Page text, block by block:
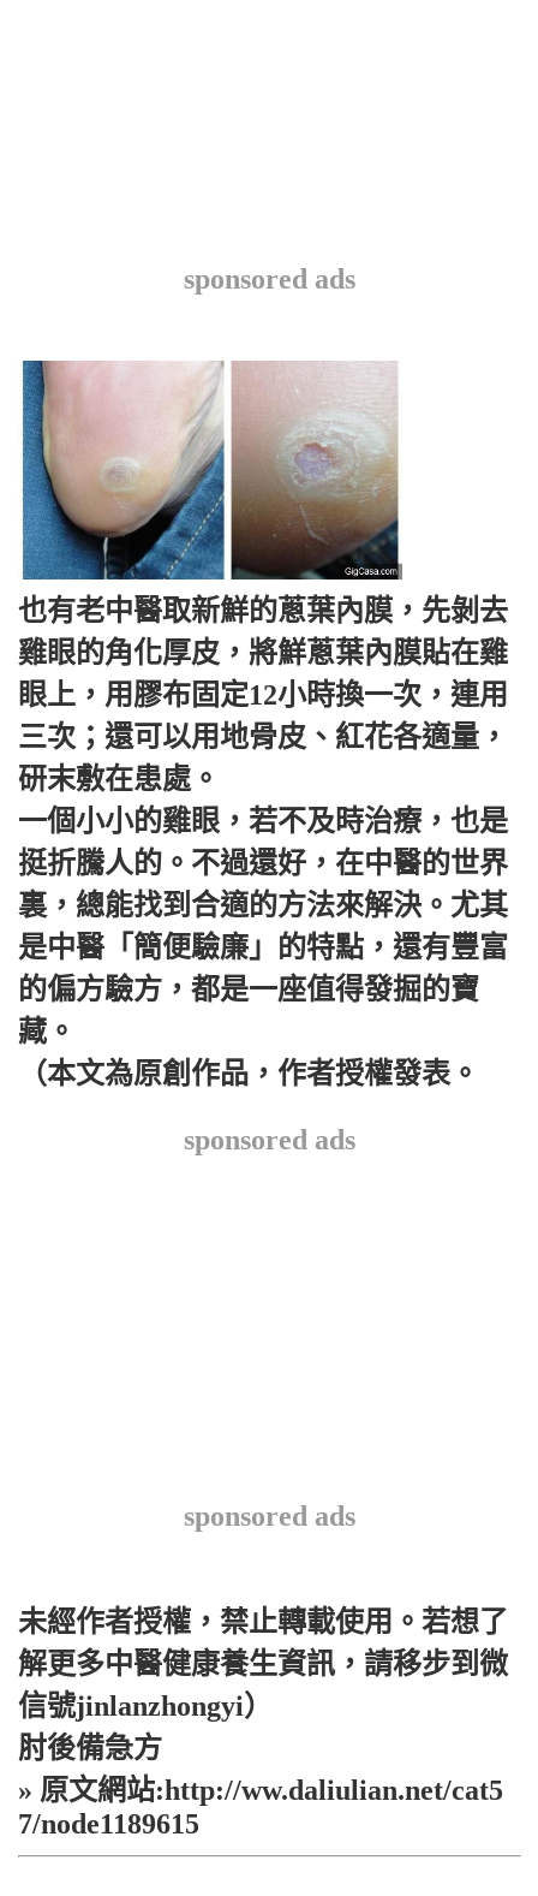
sponsored ads
也有老中醫取新鮮的蔥葉內膜，先剝去
雞眼的角化厚皮，將鮮蔥葉內膜貼在雞
眼上，用膠布固定12小時換一次，連用
三次；還可以用地骨皮、紅花各適量，
研末敷在患處。
一個小小的雞眼，若不及時治療，也是
挺折騰人的。不過還好，在中醫的世界
裏，總能找到合適的方法來解決。尤其
是中醫「簡便驗廉」的特點，還有豐富
的偏方驗方，都是一座值得發掘的寶
藏。
（本文為原創作品，作者授權發表。
sponsored ads
sponsored ads
未經作者授權，禁止轉載使用。若想了
解更多中醫健康養生資訊，請移步到微
信號jinlanzhongyi）
肘後備急方
» 原文網站:http://ww.daliulian.net/cat5
7/node1189615